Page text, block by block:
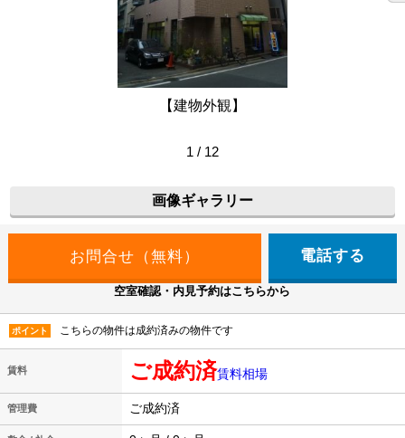
【建物外観】
1 / 12
画像ギャラリー
電話する
空室確認・内見予約はこちらから
ポイント こちらの物件は成約済みの物件です
賃料 ご成約済賃料相場
管理費 ご成約済